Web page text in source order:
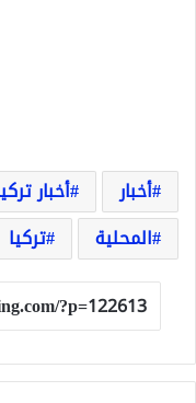
أخبار أخبار
المحلية
تركيا